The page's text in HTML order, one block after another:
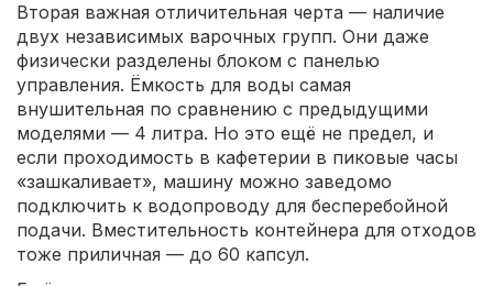
Вторая важная отличительная черта — наличие
двух независимых варочных групп. Они даже
физически разделены блоком с панелью
управления. Ёмкость для воды самая
внушительная по сравнению с предыдущими
моделями — 4 литра. Но это ещё не предел, и
если проходимость в кафетерии в пиковые часы
«зашкаливает», машину можно заведомо
подключить к водопроводу для бесперебойной
подачи. Вместительность контейнера для отходов
тоже приличная — до 60 капсул.